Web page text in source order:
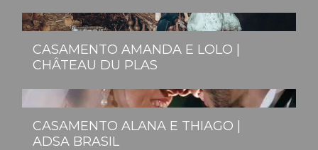
CASAMENTO AMANDA E LOLO |
CHÂTEAU DU PLAS
CASAMENTO ALANA E THIAGO |
ADSA BRASIL